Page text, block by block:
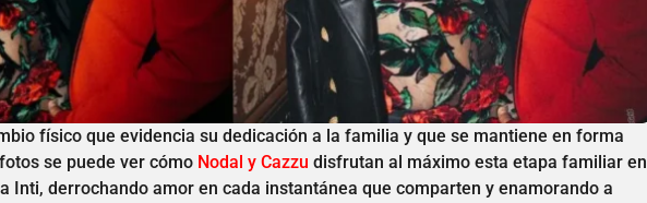
físico que evidencia su dedicación a la familia y que se mantiene en forma
se puede ver cómo Nodal y Cazzu disfrutan al máximo esta etapa familiar en
Inti, derrochando amor en cada instantánea que comparten y enamorando a